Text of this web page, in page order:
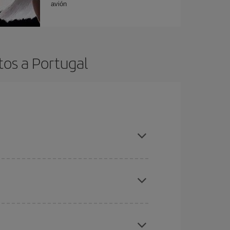
avión
a Portugal
el vuelo más barato.